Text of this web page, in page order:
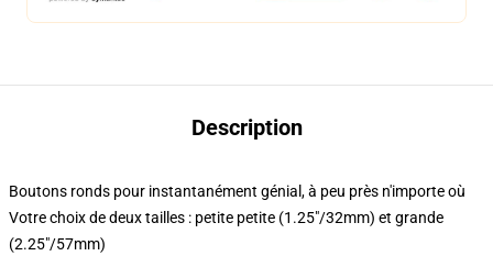
Description
Boutons ronds pour instantanément génial, à peu près n'importe où
Votre choix de deux tailles : petite petite (1.25"/32mm) et grande
(2.25"/57mm)